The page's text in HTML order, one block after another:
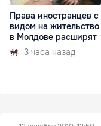
Права иностранцев с
видом на жительство
в Молдове расширят
3 часа назад